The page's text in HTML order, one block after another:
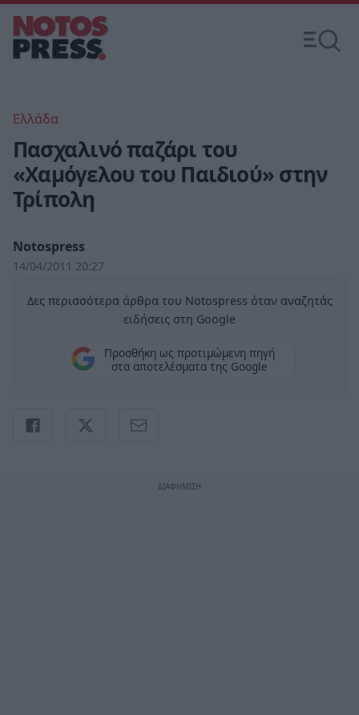
Ελλάδα
Πασχαλινό παζάρι του
«Χαμόγελου του Παιδιού» στην
Τρίπολη
Notospress
14/04/2011 20:27
Δες περισσότερα άρθρα του Notospress όταν αναζητάς
ειδήσεις στη Google
Προσθήκη ως προτιμώμενη πηγή
στα αποτελέσματα της Google